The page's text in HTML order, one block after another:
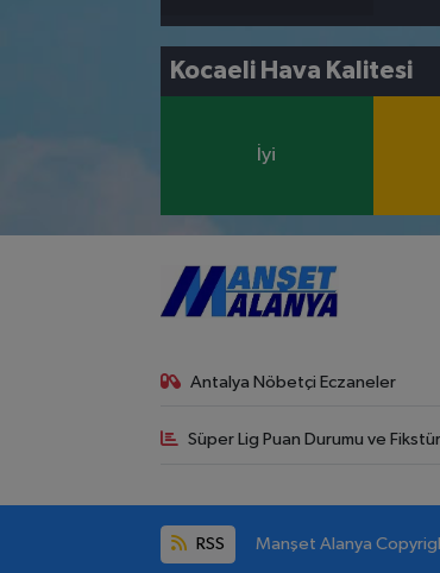
Kocaeli Hava Kalitesi
İyi
Antalya Nöbetçi Eczaneler
Süper Lig Puan Durumu ve Fikstür
RSS Manşet Alanya